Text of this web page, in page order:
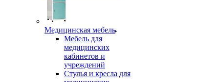
Медицинская мебель
Мебель для
медицинских
кабинетов и
учреждений
Стулья и кресла для